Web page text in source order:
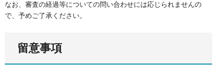
なお、審査の経過等についての問い合わせには応じられませんの
で、予めご了承ください。
留意事項